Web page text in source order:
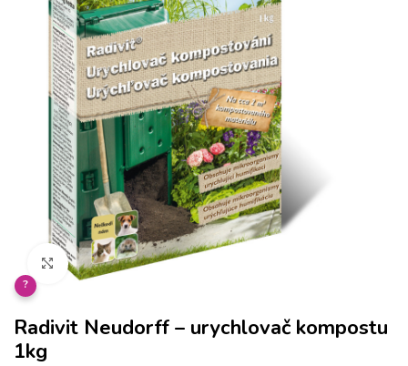
Klikněte pro zvětšení
?
Radivit Neudorff – urychlovač kompostu
1kg